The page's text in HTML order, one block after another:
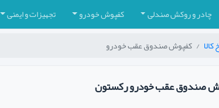
چادر و روکش صندلی کفپوش خودرو تجهیزات و ایمنی
کفپوش صندوق عقب خودرو
صندوق عقب خودرو رکستون